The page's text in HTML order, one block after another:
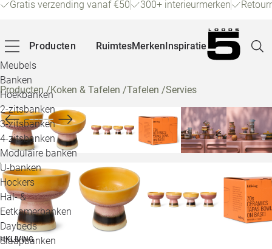
Gratis verzending vanaf €50 300+ interieurmerken
Producten
Meubels
Banken
Hoekbanken
2-zitsbanken
3-zitsbanken
4-zitsbanken
Modulaire banken
U-banken
Hockers
Hal- &
Eetkamerbanken
Daybeds
Slaapbanken
RuimtesMerkenInspiratie
Producten/Koken & Tafelen /Tafelen /Servies
HKLIVING